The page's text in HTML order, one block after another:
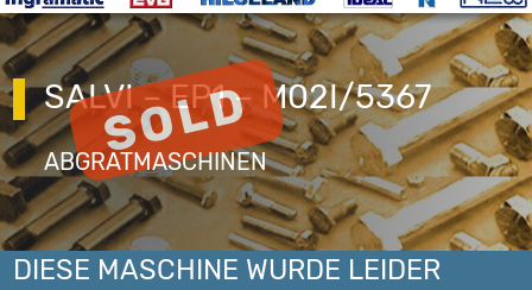
SALVI – EP1 – M02I/5367
ABGRATMASCHINEN
DIESE MASCHINE WURDE LEIDER